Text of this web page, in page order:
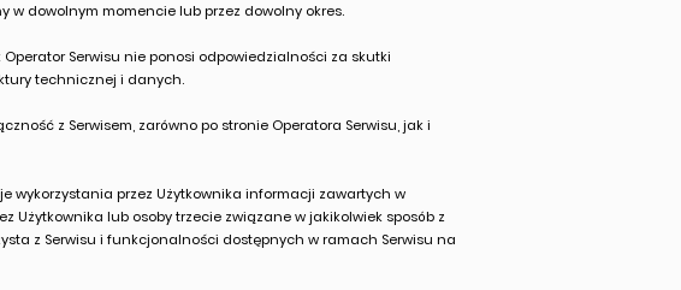
w dowolnym momencie lub przez dowolny okres.
Serwisu nie ponosi odpowiedzialności za skutki
technicznej i danych.
z Serwisem, zarówno po stronie Operatora Serwisu, jak i
wykorzystania przez Użytkownika informacji zawartych w
Użytkownika lub osoby trzecie związane w jakikolwiek sposób z
z Serwisu i funkcjonalności dostępnych w ramach Serwisu na